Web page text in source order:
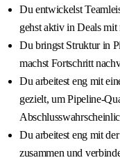
Du entwickelst
gehst aktiv in Deals mit
Du bringst Struktur in
machst Fortschritt
Du arbeitest eng mit
gezielt, um
Du arbeitest eng mit
zusammen und